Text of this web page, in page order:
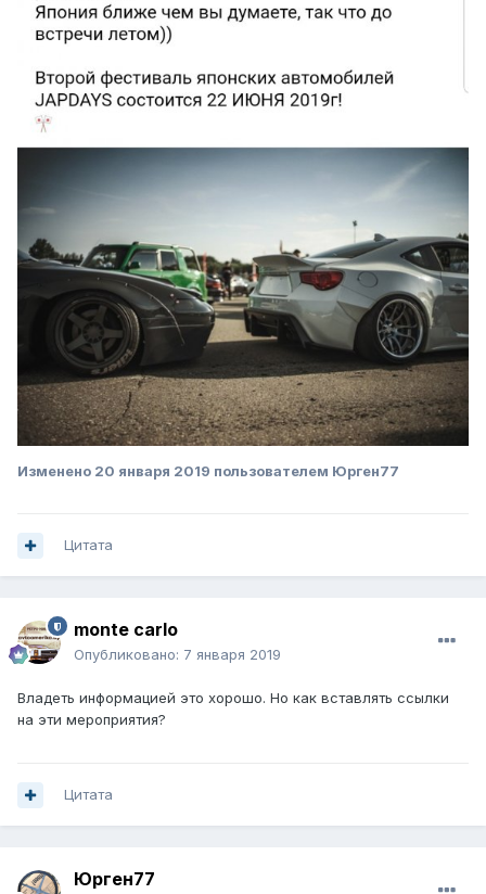
Изменено 20 января 2019 пользователем Юрген77
Цитата
monte carlo
Опубликовано: 7 января 2019
Владеть информацией это хорошо. Но как вставлять ссылки
на эти мероприятия?
Цитата
Юрген77